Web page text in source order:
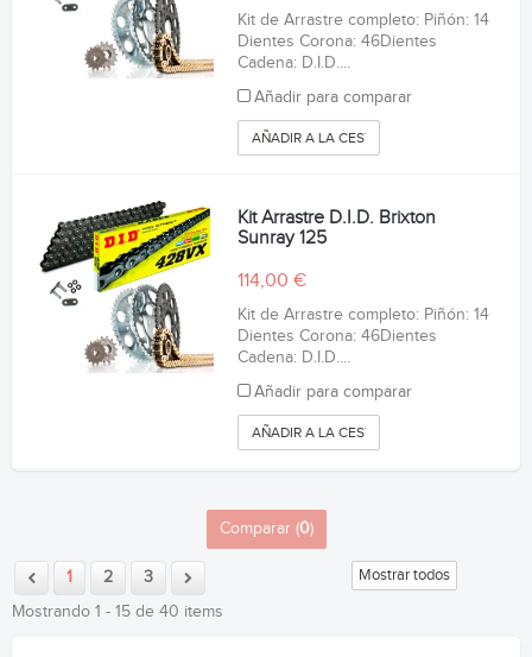
Kit de Arrastre completo: Piñón: 14
Dientes Corona: 46Dientes
Cadena: D.I.D....
Añadir para comparar
AÑADIR A LA CESTA
Kit Arrastre D.I.D. Brixton
Sunray 125
114,00 €
Kit de Arrastre completo: Piñón: 14
Dientes Corona: 46Dientes
Cadena: D.I.D....
Añadir para comparar
AÑADIR A LA CESTA
Comparar (0)
Mostrar todos
1 2
3
Mostrando 1 - 15 de 40 items